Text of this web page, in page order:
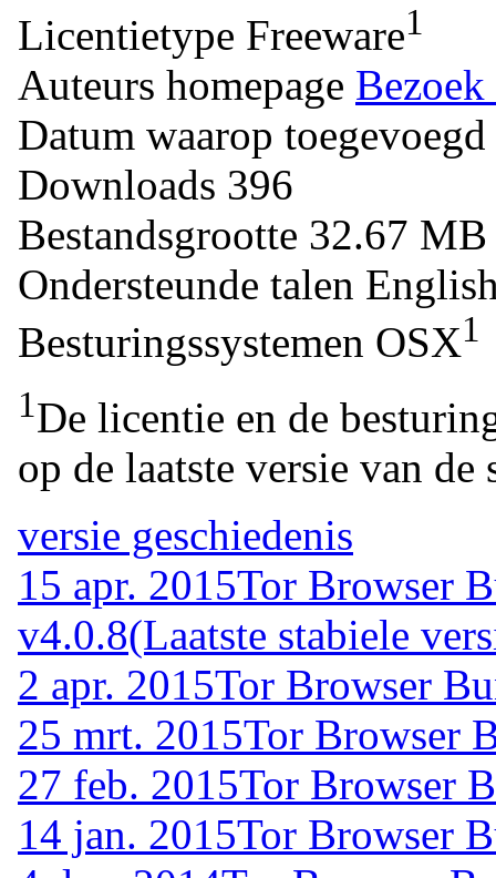
Licentietype Freeware1
Auteurs homepage
Datum waarop toegevoegd
Downloads 396
Bestandsgrootte 32.67
Ondersteunde talen
Besturingssystemen OSX1
1De licentie en de
op de laatste versie van de
versie geschiedenis
15 apr. 2015Tor Browser
v4.0.8(Laatste stabiele
2 apr. 2015Tor Browser
25 mrt. 2015Tor Browser
27 feb. 2015Tor Browser
14 jan. 2015Tor Browser